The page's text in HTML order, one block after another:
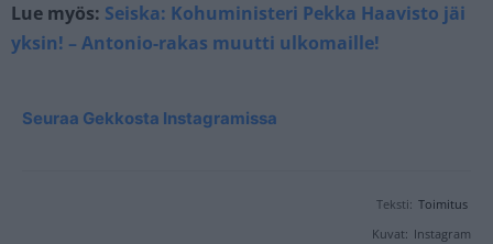
Lue myös: Seiska: Kohuministeri Pekka Haavisto jäi
yksin! – Antonio-rakas muutti ulkomaille!
Seuraa Gekkosta Instagramissa
Teksti: Toimitus
Kuvat: Instagram